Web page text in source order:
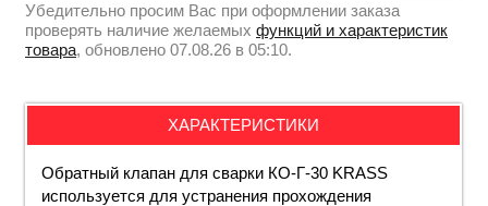
Убедительно просим Вас при оформлении заказа
проверять наличие желаемых функций и характеристик
товара, обновлено 07.08.26 в 05:10.
ХАРАКТЕРИСТИКИ
Обратный клапан для сварки КО-Г-30 KRASS
используется для устранения прохождения